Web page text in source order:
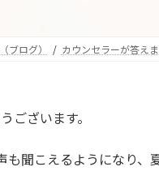
ブログ） カウンセラーが答え
ございます。
聞こえるようになり、